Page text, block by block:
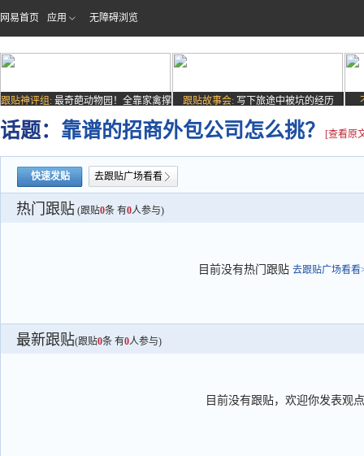
网易首页 应用 无障碍浏览
跟贴神评组: 最奇葩动物园！全靠家禽撑
场子
跟贴故事会: 写下旅途中被坑的经历
话题： 靠谱的招商外包公司怎么挑？ [查看原
快速发贴 去跟贴广场看看
热门跟贴 (跟贴0条 有0人参与)
目前没有热门跟贴 去跟贴广场看看
最新跟贴(跟贴0条 有0人参与)
目前没有跟贴，欢迎你发表观点